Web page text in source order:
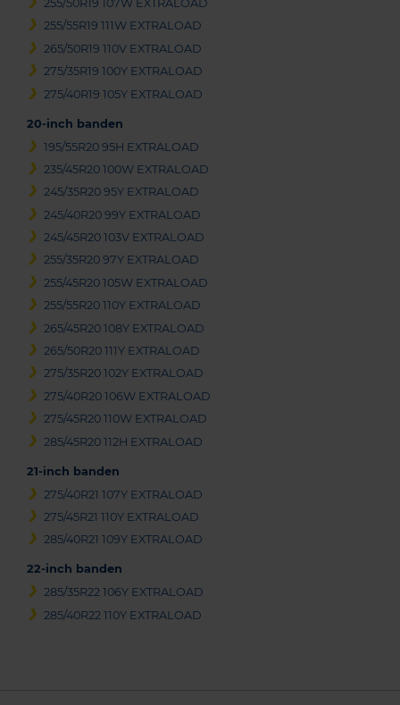
255/50R19 107W EXTRALOAD
255/55R19 111W EXTRALOAD
265/50R19 110V EXTRALOAD
275/35R19 100Y EXTRALOAD
275/40R19 105Y EXTRALOAD
20-inch banden
195/55R20 95H EXTRALOAD
235/45R20 100W EXTRALOAD
245/35R20 95Y EXTRALOAD
245/40R20 99Y EXTRALOAD
245/45R20 103V EXTRALOAD
255/35R20 97Y EXTRALOAD
255/45R20 105W EXTRALOAD
255/55R20 110Y EXTRALOAD
265/45R20 108Y EXTRALOAD
265/50R20 111Y EXTRALOAD
275/35R20 102Y EXTRALOAD
275/40R20 106W EXTRALOAD
275/45R20 110W EXTRALOAD
285/45R20 112H EXTRALOAD
21-inch banden
275/40R21 107Y EXTRALOAD
275/45R21 110Y EXTRALOAD
285/40R21 109Y EXTRALOAD
22-inch banden
285/35R22 106Y EXTRALOAD
285/40R22 110Y EXTRALOAD